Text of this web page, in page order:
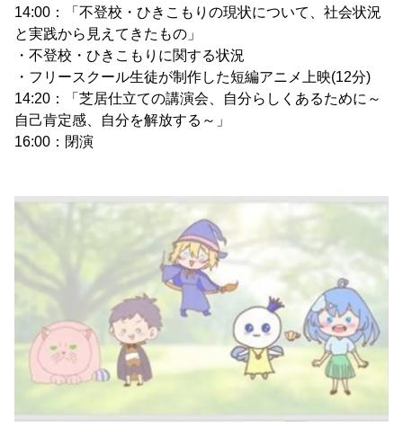
14:00：「不登校・ひきこもりの現状について、社会状況
と実践から見えてきたもの」
・不登校・ひきこもりに関する状況
・フリースクール生徒が制作した短編アニメ上映(12分)
14:20：「芝居仕立ての講演会、自分らしくあるために～
自己肯定感、自分を解放する～」
16:00：閉演